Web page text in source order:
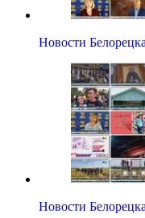
Новости
Новости